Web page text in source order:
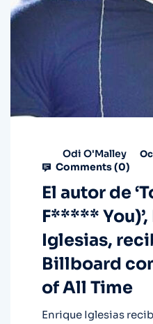
Odi O'Malley
Comments (0)
El autor de
F*****
Iglesias,
Billboard
of All Time
Enrique Iglesias